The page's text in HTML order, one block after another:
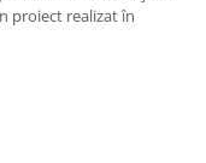
proiect realizat în